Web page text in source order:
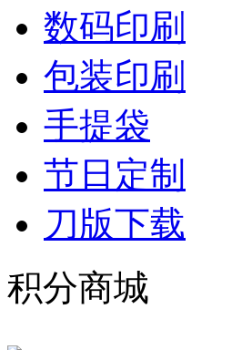
数码印刷
包装印刷
手提袋
节日定制
刀版下载
积分商城